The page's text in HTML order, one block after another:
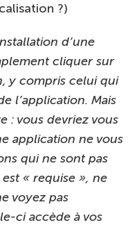
?)
d’une
cliquer sur
y compris celui qui
l’application. Mais
: vous devriez vous
application ne vous
qui ne sont pas
« requise », ne
voyez pas
ci accède à vos